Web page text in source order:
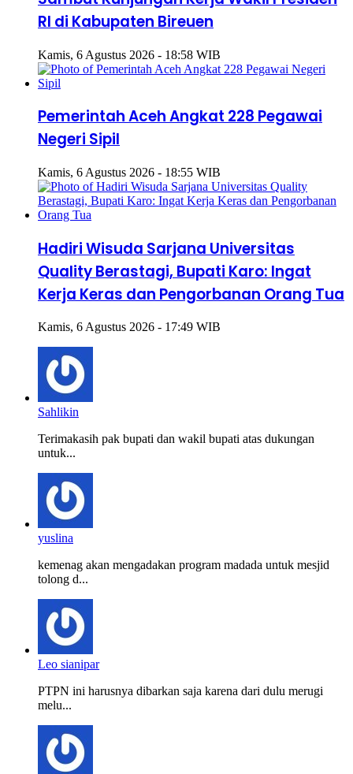
RI di Kabupaten Bireuen
Kamis, 6 Agustus 2026 - 18:58 WIB
Pemerintah Aceh Angkat 228 Pegawai
Negeri Sipil
Kamis, 6 Agustus 2026 - 18:55 WIB
Hadiri Wisuda Sarjana Universitas
Quality Berastagi, Bupati Karo: Ingat
Kerja Keras dan Pengorbanan Orang Tua
Kamis, 6 Agustus 2026 - 17:49 WIB
Sahlikin
Terimakasih pak bupati dan wakil bupati atas dukungan
untuk...
yuslina
kemenag akan mengadakan program madada untuk mesjid
tolong d...
Leo sianipar
PTPN ini harusnya dibarkan saja karena dari dulu merugi
melu...